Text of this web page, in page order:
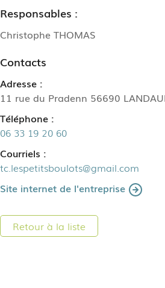
Responsables :
Christophe THOMAS
Contacts
Adresse :
11 rue du Pradenn 56690
Téléphone :
06 33 19 20 60
Courriels :
tc.lespetitsboulots@gmail.com
Site internet de l'entreprise
Retour à la liste